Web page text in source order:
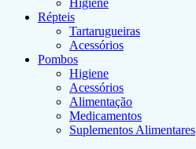
Higiene
Répteis
Tartarugueiras
Acessórios
Pombos
Higiene
Acessórios
Alimentação
Medicamentos
Suplementos Alimentares